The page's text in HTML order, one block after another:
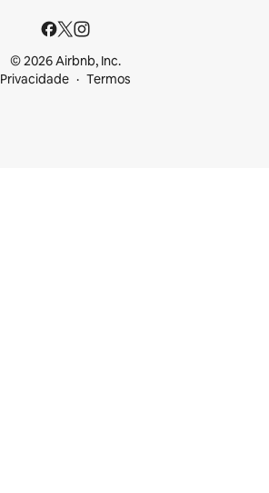
© 2026 Airbnb, Inc.
Privacidade
Termos